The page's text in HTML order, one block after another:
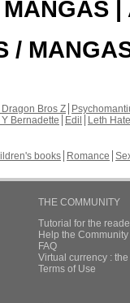
|
/
Bros Z
Bernadette Edil
Leth Hate
books Romance
THE COMMUNITY
Tutorial for the
Help the
FAQ
Virtual currency :
Terms of Use